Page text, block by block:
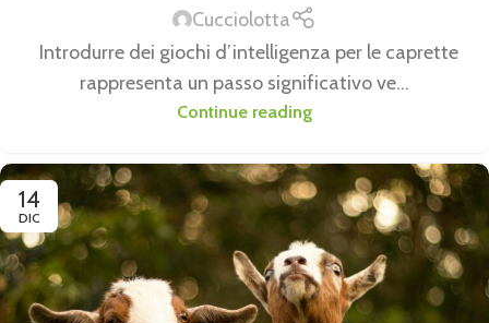
Cucciolotta
Introdurre dei giochi d’intelligenza per le caprette
rappresenta un passo significativo ve...
Continue reading
14
DIC